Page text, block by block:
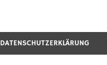
DATENSCHUTZERKLÄRUNG